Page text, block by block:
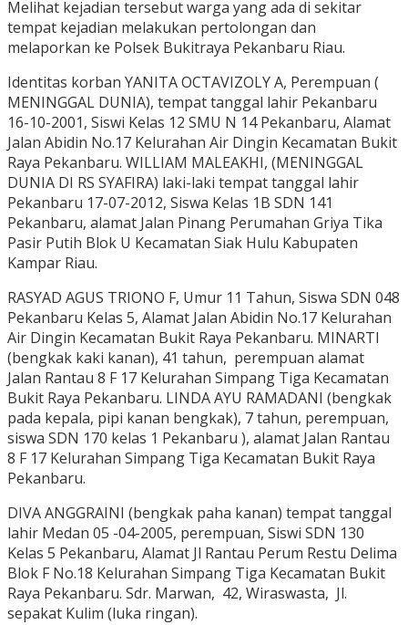
Melihat kejadian tersebut warga yang ada di sekitar
tempat kejadian melakukan pertolongan dan
melaporkan ke Polsek Bukitraya Pekanbaru Riau.
Identitas korban YANITA OCTAVIZOLY A, Perempuan (
MENINGGAL DUNIA), tempat tanggal lahir Pekanbaru
16-10-2001, Siswi Kelas 12 SMU N 14 Pekanbaru, Alamat
Jalan Abidin No.17 Kelurahan Air Dingin Kecamatan Bukit
Raya Pekanbaru. WILLIAM MALEAKHI, (MENINGGAL
DUNIA DI RS SYAFIRA) laki-laki tempat tanggal lahir
Pekanbaru 17-07-2012, Siswa Kelas 1B SDN 141
Pekanbaru, alamat Jalan Pinang Perumahan Griya Tika
Pasir Putih Blok U Kecamatan Siak Hulu Kabupaten
Kampar Riau.
RASYAD AGUS TRIONO F, Umur 11 Tahun, Siswa SDN 048
Pekanbaru Kelas 5, Alamat Jalan Abidin No.17 Kelurahan
Air Dingin Kecamatan Bukit Raya Pekanbaru. MINARTI
(bengkak kaki kanan), 41 tahun, perempuan alamat
Jalan Rantau 8 F 17 Kelurahan Simpang Tiga Kecamatan
Bukit Raya Pekanbaru. LINDA AYU RAMADANI (bengkak
pada kepala, pipi kanan bengkak), 7 tahun, perempuan,
siswa SDN 170 kelas 1 Pekanbaru ), alamat Jalan Rantau
8 F 17 Kelurahan Simpang Tiga Kecamatan Bukit Raya
Pekanbaru.
DIVA ANGGRAINI (bengkak paha kanan) tempat tanggal
lahir Medan 05 -04-2005, perempuan, Siswi SDN 130
Kelas 5 Pekanbaru, Alamat Jl Rantau Perum Restu Delima
Blok F No.18 Kelurahan Simpang Tiga Kecamatan Bukit
Raya Pekanbaru. Sdr. Marwan, 42, Wiraswasta, Jl.
sepakat Kulim (luka ringan).